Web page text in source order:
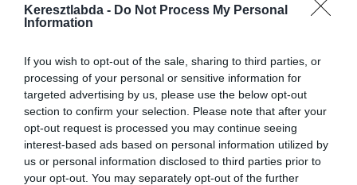
Keresztlabda - Do Not Process My Personal
Information
If you wish to opt-out of the sale, sharing to third parties, or
processing of your personal or sensitive information for
targeted advertising by us, please use the below opt-out
section to confirm your selection. Please note that after your
opt-out request is processed you may continue seeing
interest-based ads based on personal information utilized by
us or personal information disclosed to third parties prior to
your opt-out. You may separately opt-out of the further
Hatodjára játszanak egymás ellen a Sheffield még veretlen.
Kicsit motivációs gondok látszódnak Guardiola együttesénél, amin
nem segít, hogy az edző lépten nyomon hangoztatja a bajnokság
elment már. Zajos VAR döntésekkel és nem döntésekkel teli vesztes
rangadón vannak túl a kékek. A fókusz már valószínüleg a szünet
utáni meccseken van, sorrendben egy Leicester elleni rangadó,
Madrid elleni BL nyolcaddöntő és egy ligakupa döntő vár a kékekre.
Nem a Kalapácsosok sikerét jósolja az a tény, hogy 10 meccs 10
City siker a párharcuk közelmúltbeli mérlege.